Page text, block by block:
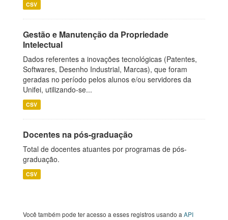
CSV
Gestão e Manutenção da Propriedade
Intelectual
Dados referentes a inovações tecnológicas (Patentes,
Softwares, Desenho Industrial, Marcas), que foram
geradas no período pelos alunos e/ou servidores da
Unifei, utilizando-se...
CSV
Docentes na pós-graduação
Total de docentes atuantes por programas de pós-
graduação.
CSV
Você também pode ter acesso a esses registros usando a API